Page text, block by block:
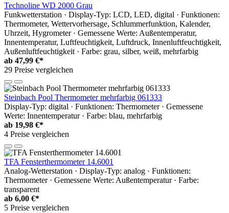
Technoline WD 2000 Grau
Funkwetterstation · Display-Typ: LCD, LED, digital · Funktionen:
Thermometer, Wettervorhersage, Schlummerfunktion, Kalender,
Uhrzeit, Hygrometer · Gemessene Werte: Außentemperatur,
Innentemperatur, Luftfeuchtigkeit, Luftdruck, Innenluftfeuchtigkeit,
Außenluftfeuchtigkeit · Farbe: grau, silber, weiß, mehrfarbig
ab 47,99 €*
29 Preise vergleichen
Steinbach Pool Thermometer mehrfarbig 061333
Display-Typ: digital · Funktionen: Thermometer · Gemessene
Werte: Innentemperatur · Farbe: blau, mehrfarbig
ab 19,98 €*
4 Preise vergleichen
TFA Fensterthermometer 14.6001
Analog-Wetterstation · Display-Typ: analog · Funktionen:
Thermometer · Gemessene Werte: Außentemperatur · Farbe:
transparent
ab 6,00 €*
5 Preise vergleichen